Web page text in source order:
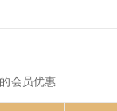
会员优惠